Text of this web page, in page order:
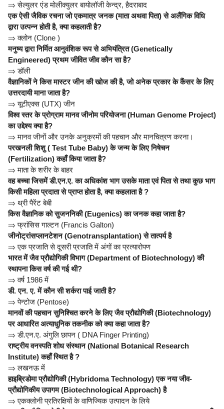
⇒ सेल्युलर एंड मोलीक्युलर बायोलॉजी केन्द्र, हैदराबाद
एक ऐसी जैविक रचना जो एकमात्र जनक (माता अथवा पिता) से अलैंगिक विधि
द्वारा उत्पन्न होती है, क्या कहलाती है?
⇒ क्लोन (Clone )
मनुष्य द्वारा निर्मित आनुवंशिक रूप से अभियंत्रित (Genetically
Engineered) प्रथम जीवित जीव कौन सा है?
⇒डॉली
वैज्ञानिकों ने किस मास्टर जीन की खोज की है, जो अनेक प्रकार के कैंसर के लिए
उत्तरदायी माना जाता है?
⇒ यूटीएक्स (UTX) जीन
विश्व स्तर के प्रोग्राम मानव जीनोम परियोजना (Human Genome Project)
का उद्देश्य क्या है?
⇒ मानव जीनों और उनके अनुक्रमों की पहचान और मानचित्रण करना।
परखनली शिशु ( Test Tube Baby) के जन्म के लिए निषेचन
(Fertilization) कहाँ किया जाता है?
⇒माता के शरीर के बाहर
वह बच्चा जिसमें डी.एन.ए. का अधिकांश भाग उसके माता एवं पिता से तथा कुछ भाग
किसी महिला प्रदाता से प्राप्त होता है, क्या कहलाता है ?
⇒ थ्री पैरेंट बेबी
किस वैज्ञानिक को सुजननिकी (Eugenics) का जनक कहा जाता है?
⇒फ्रांसिस गाल्टन (Francis Galton)
जीनोट्रांसप्लानटेशन (Genotransplantation) से तात्पर्य है
⇒ एक प्रजाति से दूसरी प्रजाति में अंगों का प्रत्यारोपण
भारत में जैव प्रौद्योगिकी विभाग (Department of Biotechnology) की
स्थापना किस वर्ष की गई थी?
⇒ वर्ष 1986 में
डी. एन. ए. में कौन सी शर्करा पाई जाती है?
⇒पेन्टोज (Pentose)
मानवों की पहचान सुनिश्चित करने के लिए जैव प्रौद्योगिकी (Biotechnology)
पर आधारित अत्याधुनिक तकनीक को क्या कहा जाता है?
⇒डी.एन.ए. अंगुलि छापन ( DNA Finger Printing)
राष्ट्रीय वनस्पति शोध संस्थान (National Botanical Research
Institute) कहाँ स्थित है ?
⇒लखनऊ में
हाइब्रिडोमा प्रौद्योगिकी (Hybridoma Technology) एक नया जीव-
प्रौद्योगिकीय उपागम (Biotechnological Approach) है
⇒ एकक्लोनी प्रतिरक्षियों के वाणिज्यिक उत्पादन के लिये